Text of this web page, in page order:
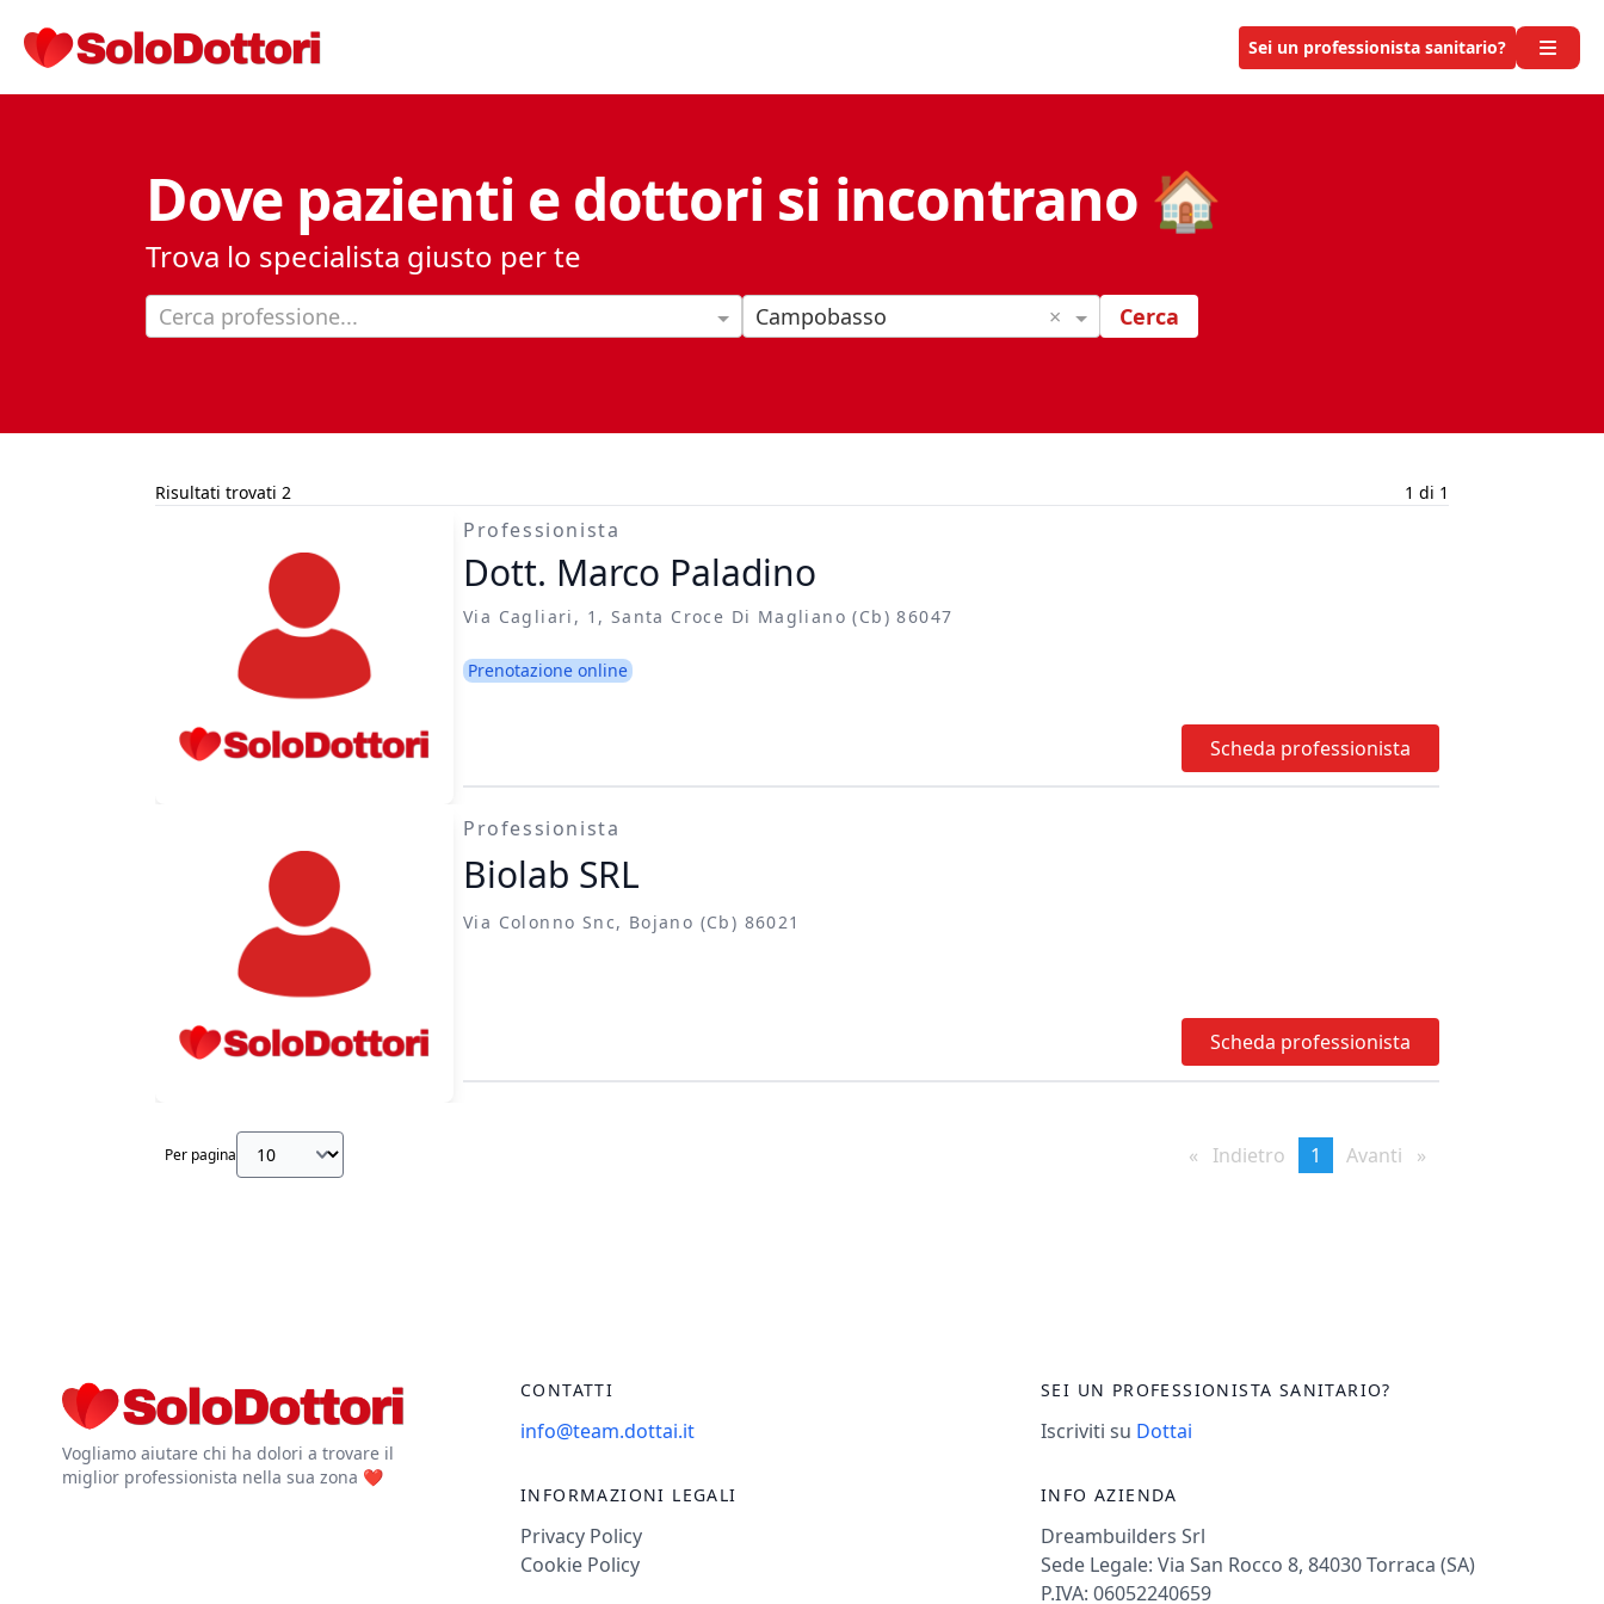
Sei un professionista sanitario?
Dove pazienti e dottori si incontrano 🏠
Trova lo specialista giusto per te
Cerca professione... Campobasso × Cerca
Risultati trovati 2 1 di 1
Professionista
Dott. Marco Paladino
Via Cagliari, 1, Santa Croce Di Magliano (cb) 86047
Prenotazione online
Scheda professionista
Professionista
Biolab SRL
Via Colonno Snc, Bojano (cb) 86021
Scheda professionista
Per pagina Indietro pageYou're
1 Avanti page
Vogliamo aiutare chi ha dolori a trovare il
miglior professionista nella sua zona ❤️
CONTATTI
info@team.dottai.it
INFORMAZIONI LEGALI
Privacy Policy
Cookie Policy
SEI UN PROFESSIONISTA SANITARIO?
Iscriviti su Dottai
INFO AZIENDA
Dreambuilders Srl
Sede Legale: Via San Rocco 8, 84030 Torraca (SA)
P.IVA: 06052240659